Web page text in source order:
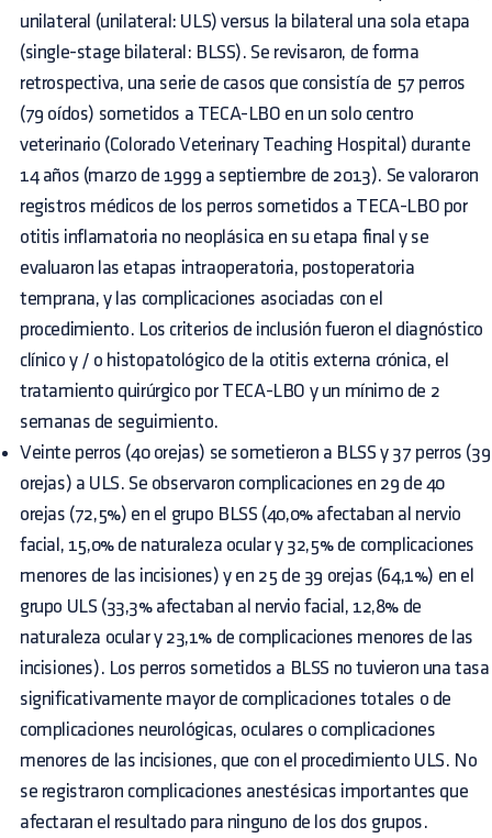
unilateral (unilateral: ULS) versus la bilateral una sola etapa
(single-stage bilateral: BLSS). Se revisaron, de forma
retrospectiva, una serie de casos que consistía de 57 perros
(79 oídos) sometidos a TECA-LBO en un solo centro
veterinario (Colorado Veterinary Teaching Hospital) durante
14 años (marzo de 1999 a septiembre de 2013). Se valoraron
registros médicos de los perros sometidos a TECA-LBO por
otitis inflamatoria no neoplásica en su etapa final y se
evaluaron las etapas intraoperatoria, postoperatoria
temprana, y las complicaciones asociadas con el
procedimiento. Los criterios de inclusión fueron el diagnóstico
clínico y / o histopatológico de la otitis externa crónica, el
tratamiento quirúrgico por TECA-LBO y un mínimo de 2
semanas de seguimiento.
Veinte perros (40 orejas) se sometieron a BLSS y 37 perros (39
orejas) a ULS. Se observaron complicaciones en 29 de 40
orejas (72,5%) en el grupo BLSS (40,0% afectaban al nervio
facial, 15,0% de naturaleza ocular y 32,5% de complicaciones
menores de las incisiones) y en 25 de 39 orejas (64,1%) en el
grupo ULS (33,3% afectaban al nervio facial, 12,8% de
naturaleza ocular y 23,1% de complicaciones menores de las
incisiones). Los perros sometidos a BLSS no tuvieron una tasa
significativamente mayor de complicaciones totales o de
complicaciones neurológicas, oculares o complicaciones
menores de las incisiones, que con el procedimiento ULS. No
se registraron complicaciones anestésicas importantes que
afectaran el resultado para ninguno de los dos grupos.